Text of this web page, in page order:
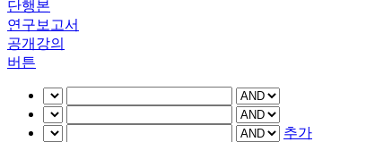
단행본
연구보고서
공개강의
버튼
추가